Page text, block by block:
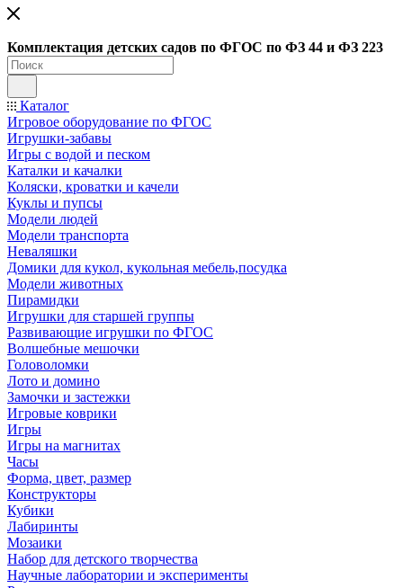
Комплектация детских садов по ФГОC по ФЗ 44 и ФЗ 223
Каталог
Игровое оборудование по ФГОС
Игрушки-забавы
Игры с водой и песком
Каталки и качалки
Коляски, кроватки и качели
Куклы и пупсы
Модели людей
Модели транспорта
Неваляшки
Домики для кукол, кукольная мебель,посудка
Модели животных
Пирамидки
Игрушки для старшей группы
Развивающие игрушки по ФГОС
Волшебные мешочки
Головоломки
Лото и домино
Замочки и застежки
Игровые коврики
Игры
Игры на магнитах
Часы
Форма, цвет, размер
Конструкторы
Кубики
Лабиринты
Мозаики
Набор для детского творчества
Научные лаборатории и эксперименты